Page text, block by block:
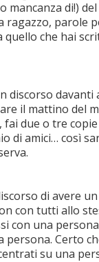
mancanza di!)
ragazzo, parole
quello che hai
discorso davanti
il mattino del
due o tre
di amici… così
di avere
con tutti allo
con una
persona. Certo
su una